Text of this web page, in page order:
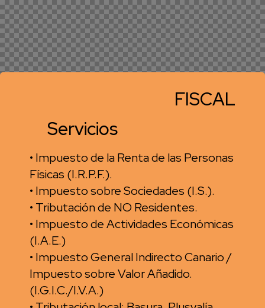
FISCAL
Servicios
• Impuesto de la Renta de las Personas
Físicas (I.R.P.F.).
• Impuesto sobre Sociedades (I.S.).
• Tributación de NO Residentes.
• Impuesto de Actividades Económicas
(I.A.E.)
• Impuesto General Indirecto Canario /
Impuesto sobre Valor Añadido.
(I.G.I.C./I.V.A.)